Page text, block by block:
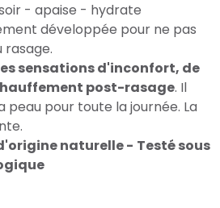
- apaise - hydrate
développée pour ne pas
sensations d'inconfort, de
post-rasage. Il
pour toute la journée. La
naturelle - Testé sous